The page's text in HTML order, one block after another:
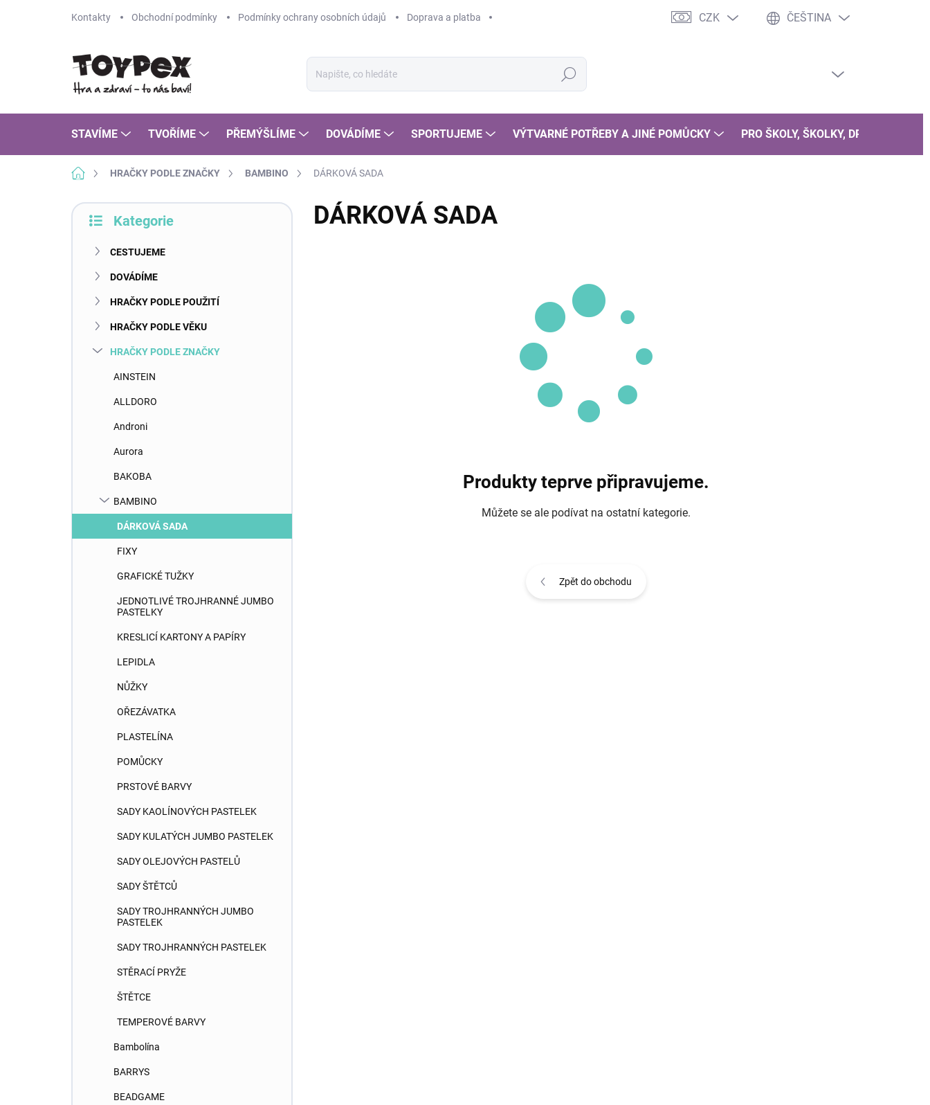
Kontakty Obchodní podmínky Podmínky ochrany osobních údajů Doprava a platba CZK ČEŠTINA
Hledat
STAVÍME TVOŘÍME PŘEMÝŠLÍME DOVÁDÍME SPORTUJEME VÝTVARNÉ POTŘEBY A JINÉ POMŮCKY PRO ŠKOLY, ŠKOLKY, DRUŽINY
Domů HRAČKY PODLE ZNAČKY BAMBINO DÁRKOVÁ SADA
P
Kategorie
CESTUJEME
DOVÁDÍME
HRAČKY PODLE POUŽITÍ
HRAČKY PODLE VĚKU
HRAČKY PODLE ZNAČKY
AINSTEIN
ALLDORO
Androni
Aurora
BAKOBA
BAMBINO
DÁRKOVÁ SADA
FIXY
GRAFICKÉ TUŽKY
JEDNOTLIVÉ TROJHRANNÉ JUMBO
PASTELKY
KRESLICÍ KARTONY A PAPÍRY
LEPIDLA
NŮŽKY
OŘEZÁVATKA
PLASTELÍNA
POMŮCKY
PRSTOVÉ BARVY
SADY KAOLÍNOVÝCH PASTELEK
SADY KULATÝCH JUMBO PASTELEK
SADY OLEJOVÝCH PASTELŮ
SADY ŠTĚTCŮ
SADY TROJHRANNÝCH JUMBO
PASTELEK
SADY TROJHRANNÝCH PASTELEK
STĚRACÍ PRYŽE
ŠTĚTCE
TEMPEROVÉ BARVY
Bambolína
BARRYS
BEADGAME
DÁRKOVÁ SADA
Produkty teprve připravujeme.
Můžete se ale podívat na ostatní kategorie.
Zpět do obchodu